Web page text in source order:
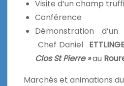
Visite d’un champ
Conférence
Démonstration
Chef Daniel
Clos St Pierre »au
Marchés et animations du